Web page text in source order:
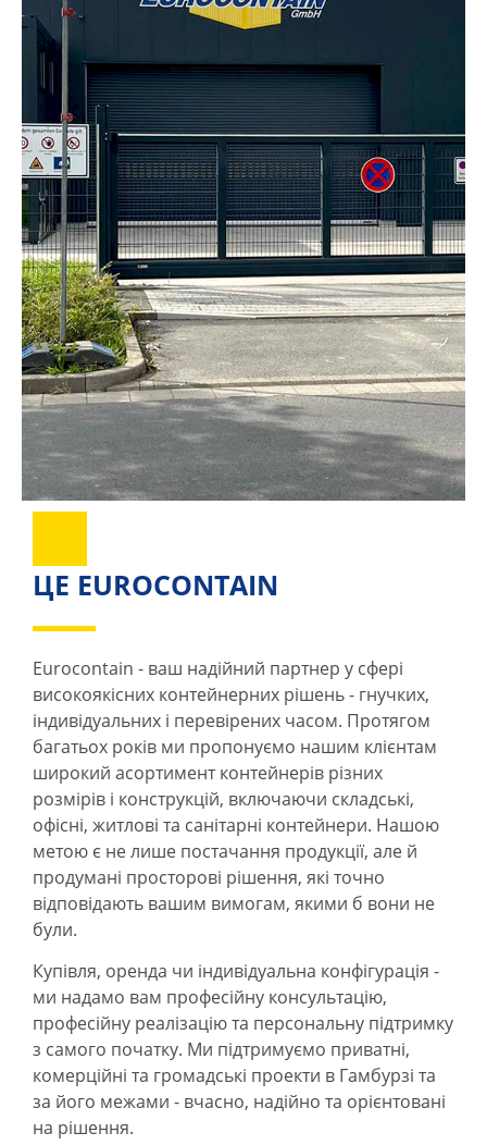
ЦЕ EUROCONTAIN
Eurocontain - ваш надійний партнер у сфері
високоякісних контейнерних рішень - гнучких,
індивідуальних і перевірених часом. Протягом
багатьох років ми пропонуємо нашим клієнтам
широкий асортимент контейнерів різних
розмірів і конструкцій, включаючи складські,
офісні, житлові та санітарні контейнери. Нашою
метою є не лише постачання продукції, але й
продумані просторові рішення, які точно
відповідають вашим вимогам, якими б вони не
були.
Купівля, оренда чи індивідуальна конфігурація -
ми надамо вам професійну консультацію,
професійну реалізацію та персональну підтримку
з самого початку. Ми підтримуємо приватні,
комерційні та громадські проекти в Гамбурзі та
за його межами - вчасно, надійно та орієнтовані
на рішення.